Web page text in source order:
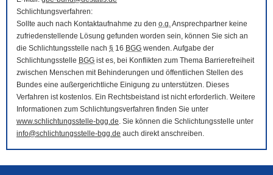
Schlichtungsverfahren:
Sollte auch nach Kontaktaufnahme zu den o.g.Ansprechpartner keine
zufriedenstellende Lösung gefunden worden sein, können Sie sich an
die Schlichtungsstelle nach § 16 BGG wenden. Aufgabe der
Schlichtungsstelle BGG ist es, bei Konflikten zum Thema Barrierefreiheit
zwischen Menschen mit Behinderungen und öffentlichen Stellen des
Bundes eine außergerichtliche Einigung zu unterstützen. Dieses
Verfahren ist kostenlos. Ein Rechtsbeistand ist nicht erforderlich. Weitere
Informationen zum Schlichtungsverfahren finden Sie unter
www.schlichtungsstelle-bgg.de. Sie können die Schlichtungsstelle unter
info@schlichtungsstelle-bgg.de auch direkt anschreiben.